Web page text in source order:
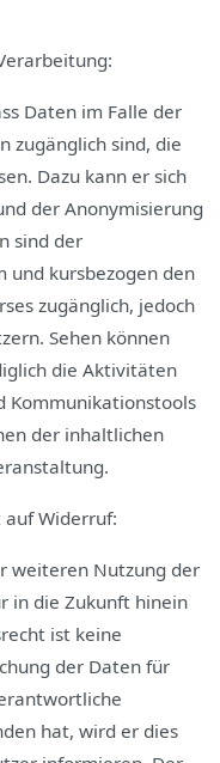
Daten im Falle der
zugänglich sind, die
Dazu kann er sich
der Anonymisierung
sind der
kursbezogen den
zugänglich, jedoch
Sehen können
die Aktivitäten
Kommunikationstools
der inhaltlichen
Widerruf:
weiteren Nutzung der
in die Zukunft hinein
ist keine
der Daten für
hat, wird er dies